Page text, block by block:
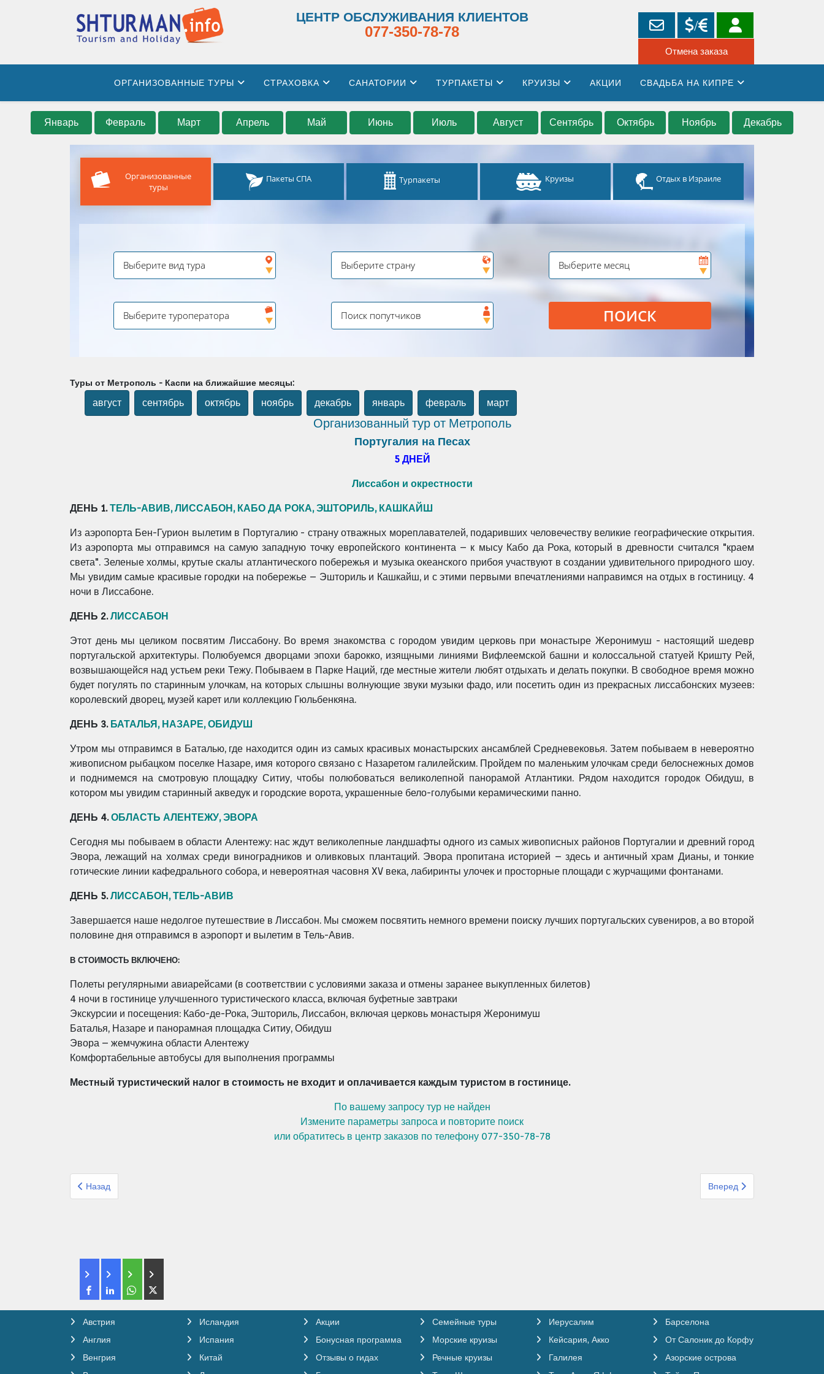
ЦЕНТР ОБСЛУЖИВАНИЯ КЛИЕНТОВ
077-350-78-78
ОРГАНИЗОВАННЫЕ ТУРЫ СТРАХОВКА САНАТОРИИ ТУРПАКЕТЫ КРУИЗЫ АКЦИИ СВАДЬБА НА КИПРЕ
Январь Февраль Март Апрель Май Июнь Июль Август Сентябрь Октябрь Ноябрь Декабрь
Организованные
туры
Пакеты СПА Турпакеты Круизы Отдых в Израиле
ПОИСК
Туры от Метрополь - Каспи на ближайшие месяцы:
август сентябрь октябрь ноябрь декабрь январь февраль март
Организованный тур от Метрополь
Португалия на Песах
5 ДНЕЙ
Лиссабон и окрестности
ДЕНЬ 1.ТЕЛЬ-АВИВ, ЛИССАБОН, КАБО ДА РОКА, ЭШТОРИЛЬ, КАШКАЙШ
Из аэропорта Бен-Гурион вылетим в Португалию - страну отважных мореплавателей, подаривших человечеству великие географические открытия.
Из аэропорта мы отправимся на самую западную точку европейского континента – к мысу Кабо да Рока, который в древности считался "краем
света". Зеленые холмы, крутые скалы атлантического побережья и музыка океанского прибоя участвуют в создании удивительного природного шоу.
Мы увидим самые красивые городки на побережье – Эшториль и Кашкайш, и с этими первыми впечатлениями направимся на отдых в гостиницу. 4
ночи в Лиссабоне.
ДЕНЬ 2.ЛИССАБОН
Этот день мы целиком посвятим Лиссабону. Во время знакомства с городом увидим церковь при монастыре Жеронимуш - настоящий шедевр
португальской архитектуры. Полюбуемся дворцами эпохи барокко, изящными линиями Вифлеемской башни и колоссальной статуей Кришту Рей,
возвышающейся над устьем реки Тежу. Побываем в Парке Наций, где местные жители любят отдыхать и делать покупки. В свободное время можно
будет погулять по старинным улочкам, на которых слышны волнующие звуки музыки фадо, или посетить один из прекрасных лиссабонских музеев:
королевский дворец, музей карет или коллекцию Гюльбенкяна.
ДЕНЬ 3. БАТАЛЬЯ, НАЗАРЕ, ОБИДУШ
Утром мы отправимся в Баталью, где находится один из самых красивых монастырских ансамблей Средневековья. Затем побываем в невероятно
живописном рыбацком поселке Назаре, имя которого связано с Назаретом галилейским. Пройдем по маленьким улочкам среди белоснежных домов
и поднимемся на смотровую площадку Ситиу, чтобы полюбоваться великолепной панорамой Атлантики. Рядом находится городок Обидуш, в
котором мы увидим старинный акведук и городские ворота, украшенные бело-голубыми керамическими панно.
ДЕНЬ 4.ОБЛАСТЬ АЛЕНТЕЖУ, ЭВОРА
Сегодня мы побываем в области Алентежу: нас ждут великолепные ландшафты одного из самых живописных районов Португалии и древний город
Эвора, лежащий на холмах среди виноградников и оливковых плантаций. Эвора пропитана историей – здесь и античный храм Дианы, и тонкие
готические линии кафедрального собора, и невероятная часовня XV века, лабиринты улочек и просторные площади с журчащими фонтанами.
ДЕНЬ 5.ЛИССАБОН, ТЕЛЬ-АВИВ
Завершается наше недолгое путешествие в Лиссабон. Мы сможем посвятить немного времени поиску лучших португальских сувениров, а во второй
половине дня отправимся в аэропорт и вылетим в Тель-Авив.
В СТОИМОСТЬ ВКЛЮЧЕНО:
Полеты регулярными авиарейсами (в соответствии с условиями заказа и отмены заранее выкупленных билетов)
4 ночи в гостинице улучшенного туристического класса, включая буфетные завтраки
Экскурсии и посещения: Кабо-де-Рока, Эшториль, Лиссабон, включая церковь монастыря Жеронимуш
Баталья, Назаре и панорамная площадка Ситиу, Обидуш
Эвора – жемчужина области Алентежу
Комфортабельные автобусы для выполнения программы
Местный туристический налог в стоимость не входит и оплачивается каждым туристом в гостинице.
По вашему запросу тур не найден
Измените параметры запроса и повторите поиск
или обратитесь в центр заказов по телефону 077-350-78-78
Предыдущий: Организованный тур из Израиля Метрополь Каспи Польша Песах
Назад Следующий:
Вперед
Австрия
Англия
Венгрия
Исландия
Испания
Китай
Акции
Бонусная программа
Отзывы о гидах
Семейные туры
Морские круизы
Речные круизы
Иерусалим
Кейсария, Акко
Галилея
Барселона
От Салоник до Корфу
Азорские острова